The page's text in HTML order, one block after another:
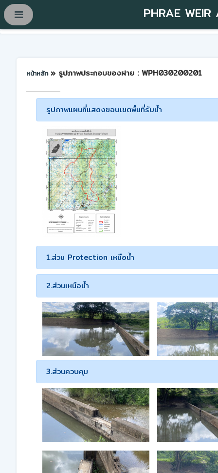
PHRAE WEIR
หน้าหลัก » รูปภาพประกอบของฝาย : WPH030200201
รูปภาพแผนที่แสดงขอบเขตพื้นที่รับน้ำ
1.ส่วน Protection เหนือน้ำ
2.ส่วนเหนือน้ำ
3.ส่วนควบคุม